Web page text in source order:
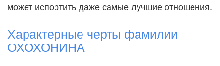
может испортить даже самые лучшие отношения.
Характерные черты фамилии
ОХОХОНИНА